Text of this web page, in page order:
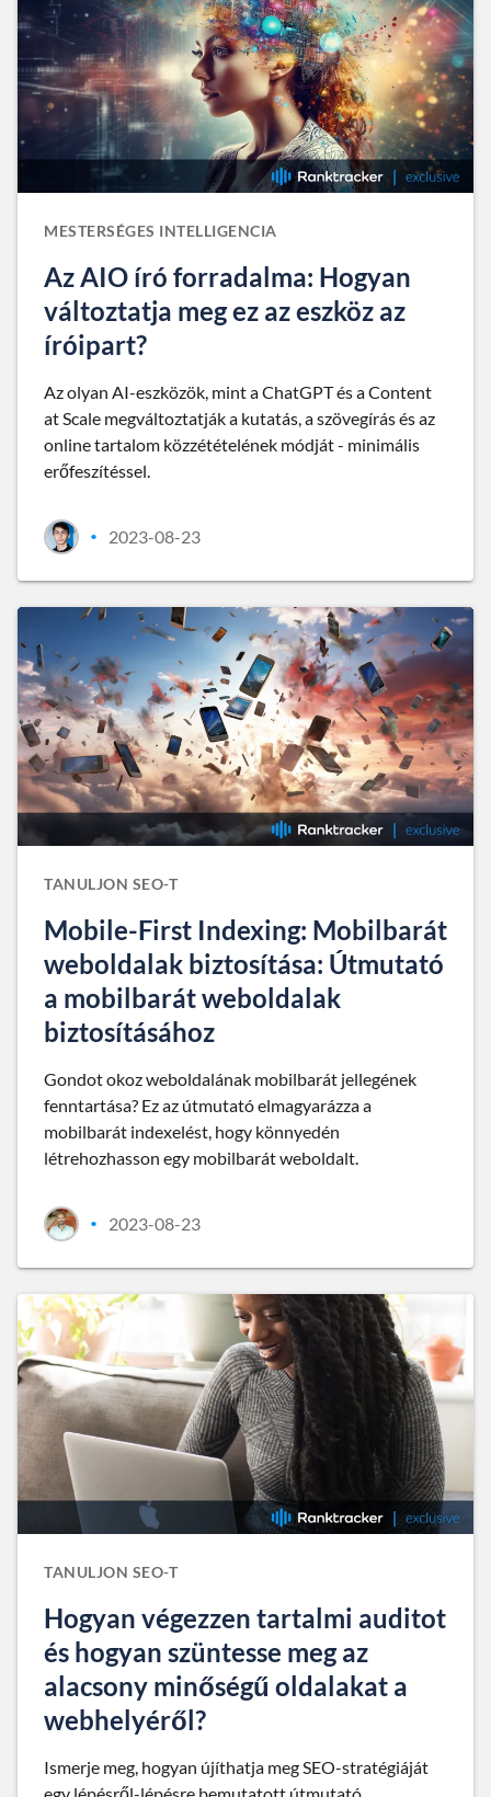
MESTERSÉGES INTELLIGENCIA
Az AIO író forradalma: Hogyan
változtatja meg ez az eszköz az
íróipart?
Az olyan AI-eszközök, mint a ChatGPT és a Content
at Scale megváltoztatják a kutatás, a szövegírás és az
online tartalom közzétételének módját - minimális
erőfeszítéssel.
• 2023-08-23
TANULJON SEO-T
Mobile-First Indexing: Mobilbarát
weboldalak biztosítása: Útmutató
a mobilbarát weboldalak
biztosításához
Gondot okoz weboldalának mobilbarát jellegének
fenntartása? Ez az útmutató elmagyarázza a
mobilbarát indexelést, hogy könnyedén
létrehozhasson egy mobilbarát weboldalt.
• 2023-08-23
TANULJON SEO-T
Hogyan végezzen tartalmi auditot
és hogyan szüntesse meg az
alacsony minőségű oldalakat a
webhelyéről?
Ismerje meg, hogyan újíthatja meg SEO-stratégiáját
egy lépésről-lépésre bemutatott útmutató